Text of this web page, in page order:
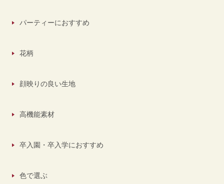
パーティーにおすすめ
花柄
顔映りの良い生地
高機能素材
卒入園・卒入学におすすめ
色で選ぶ